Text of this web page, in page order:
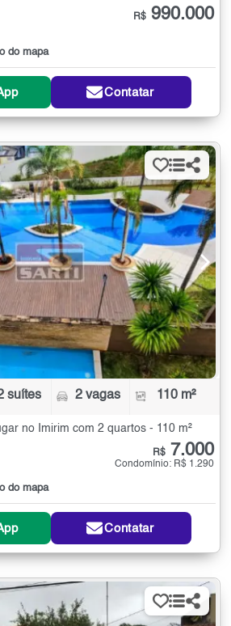
do mapa
R$ 990.000
Contatar
suítes 2 vagas 110 m²
no Imirim com 2 quartos - 110 m²
do mapa
R$ 7.000
Condomínio: R$ 1.290
Contatar